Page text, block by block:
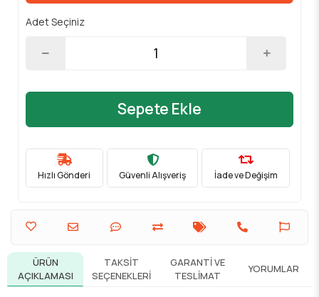
Adet Seçiniz
Sepete Ekle
Hızlı Gönderi Güvenli Alışveriş İade ve Değişim
ÜRÜN
AÇIKLAMASI
TAKSIT
SEÇENEKLERI
GARANTI VE
TESLIMAT
YORUMLAR